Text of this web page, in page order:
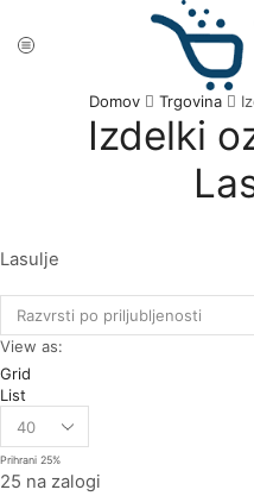
Domov Trgovina
Izdelki
Lasulje
View as:
Grid
List
Prihrani 25%
25 na zalogi